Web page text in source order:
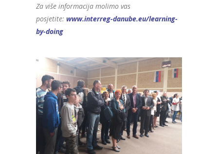
Za više informacija molimo vas
posjetite: www.interreg-danube.eu/learning-
by-doing